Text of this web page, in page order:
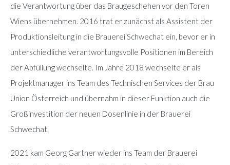
die Verantwortung über das Braugeschehen vor den Toren
Wiens übernehmen. 2016 trat er zunächst als Assistent der
Produktionsleitung in die Brauerei Schwechat ein, bevor er in
unterschiedliche verantwortungsvolle Positionen im Bereich
der Abfüllung wechselte. Im Jahre 2018 wechselte er als
Projektmanager ins Team des Technischen Services der Brau
Union Österreich und übernahm in dieser Funktion auch die
Großinvestition der neuen Dosenlinie in der Brauerei
Schwechat.
2021 kam Georg Gartner wieder ins Team der Brauerei